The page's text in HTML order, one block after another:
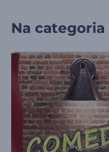
Na categoria